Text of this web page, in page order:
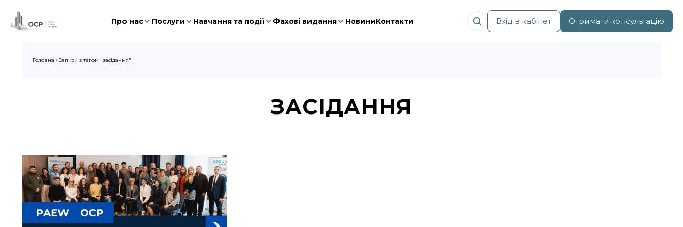
Про нас Послуги Навчання та події Фахові видання НовиниКонтакти Вхід в кабінет Отримати консультацію
Головна /Записи з тегом "засідання"
ЗАСІДАННЯ